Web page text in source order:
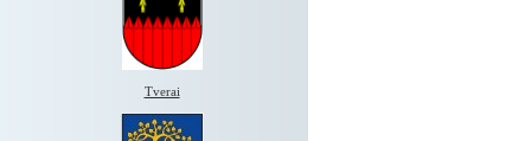
Tverai